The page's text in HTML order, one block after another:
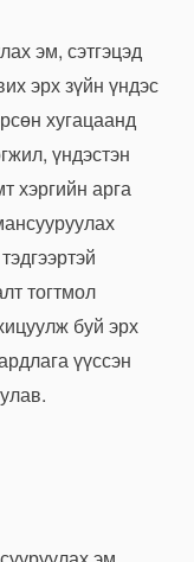
эм, сэтгэцэд
эрх зүйн үндэс
хугацаанд
үндэстэн
хэргийн арга
тогтмол
буй эрх
үүссэн